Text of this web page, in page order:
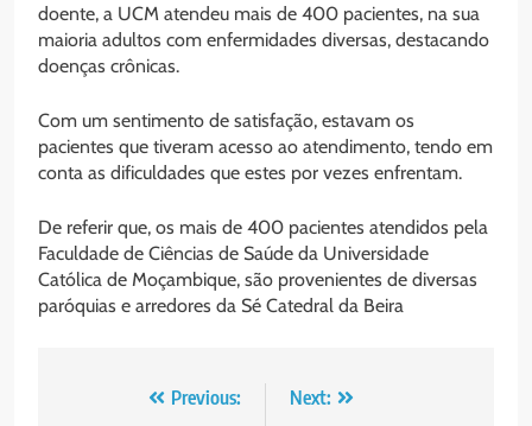
doente, a UCM atendeu mais de 400 pacientes, na sua
maioria adultos com enfermidades diversas, destacando
doenças crônicas.
Com um sentimento de satisfação, estavam os
pacientes que tiveram acesso ao atendimento, tendo em
conta as dificuldades que estes por vezes enfrentam.
De referir que, os mais de 400 pacientes atendidos pela
Faculdade de Ciências de Saúde da Universidade
Católica de Moçambique, são provenientes de diversas
paróquias e arredores da Sé Catedral da Beira
Previous:
Next: